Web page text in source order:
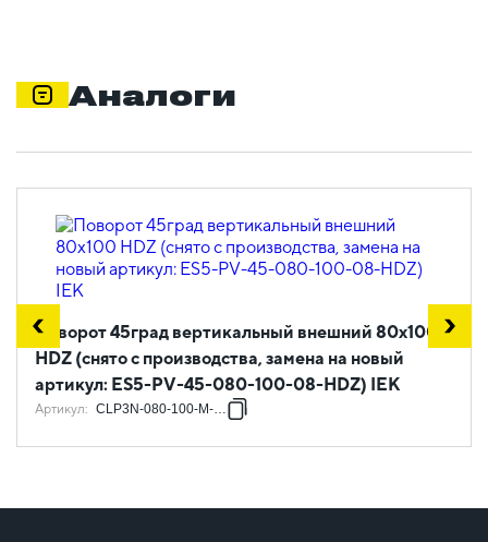
Аналоги
Поворот 45град вертикальный внешний 80х100
HDZ (снято с производства, замена на новый
артикул: ES5-PV-45-080-100-08-HDZ) IEK
Артикул: CLP3N-080-100-M-HDZ